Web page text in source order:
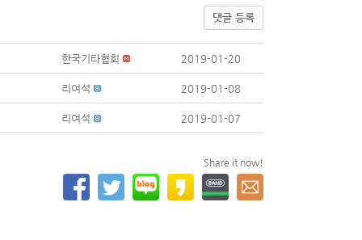
댓글 등록
한국기타협회 2019-01-20
리여석 2019-01-08
리여석 2019-01-07
Share it now!